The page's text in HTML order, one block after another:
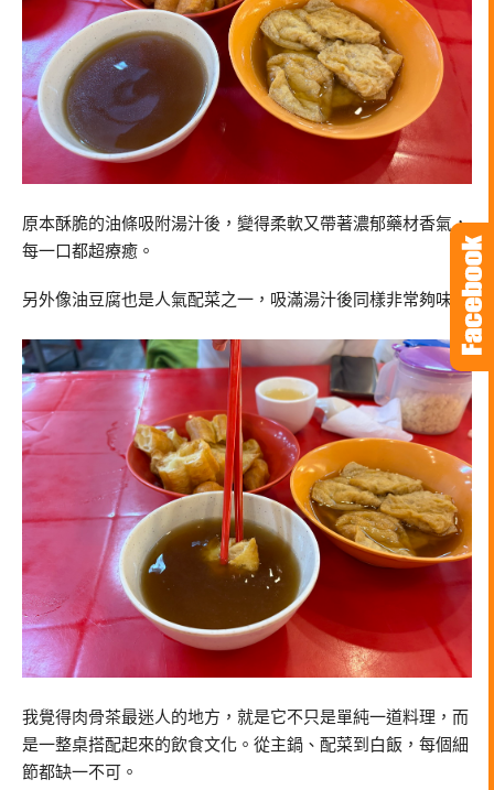
原本酥脆的油條吸附湯汁後，變得柔軟又帶著濃郁藥材香氣，
每一口都超療癒。
另外像油豆腐也是人氣配菜之一，吸滿湯汁後同樣非常夠味。
我覺得肉骨茶最迷人的地方，就是它不只是單純一道料理，而
是一整桌搭配起來的飲食文化。從主鍋、配菜到白飯，每個細
節都缺一不可。